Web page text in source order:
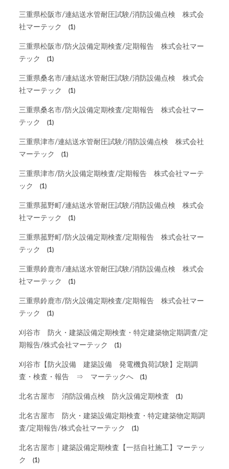
三重県松阪市/連結送水管耐圧試験/消防設備点検 株式会
社マーテック
(1)
三重県松阪市/防火設備定期検査/定期報告 株式会社マー
テック
(1)
三重県桑名市/連結送水管耐圧試験/消防設備点検 株式会
社マーテック
(1)
三重県桑名市/防火設備定期検査/定期報告 株式会社マー
テック
(1)
三重県津市/連結送水管耐圧試験/消防設備点検 株式会社
マーテック
(1)
三重県津市/防火設備定期検査/定期報告 株式会社マーテ
ック
(1)
三重県菰野町/連結送水管耐圧試験/消防設備点検 株式会
社マーテック
(1)
三重県菰野町/防火設備定期検査/定期報告 株式会社マー
テック
(1)
三重県鈴鹿市/連結送水管耐圧試験/消防設備点検 株式会
社マーテック
(1)
三重県鈴鹿市/防火設備定期検査/定期報告 株式会社マー
テック
(1)
刈谷市 防火・建築設備定期検査・特定建築物定期調査/定
期報告/株式会社マーテック
(1)
刈谷市【防火設備 建築設備 発電機負荷試験】定期調
査・検査・報告 ⇒ マーテックへ
(1)
北名古屋市 消防設備点検 防火設備定期検査 (1)
北名古屋市 防火・建築設備定期検査・特定建築物定期調
査/定期報告/株式会社マーテック
(1)
北名古屋市｜建築設備定期検査【一括自社施工】マーテッ
ク
(1)